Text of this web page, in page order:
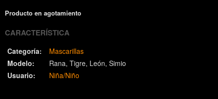
Producto en agotamiento
CARACTERÍSTICA
Categoría:
Mascarillas
Modelo:
Rana Tigre León Simio
Usuario:
Niña/Niño